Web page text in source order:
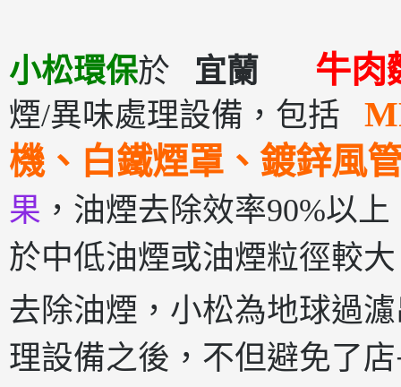
小松環保於 宜蘭 牛
煙/異味處理設備，包括
機、白鐵煙罩、鍍鋅風
果 ，油煙去除效率90%以
於中低油煙或油煙粒徑較
去除油煙，小松為地球過
理設備之後，不但避免了